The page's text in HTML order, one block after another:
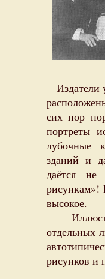
Издатели
сих пор
портреты
лубочные
зданий и
даётся
рисункам»!
высокое.
отдельных
рисунков и